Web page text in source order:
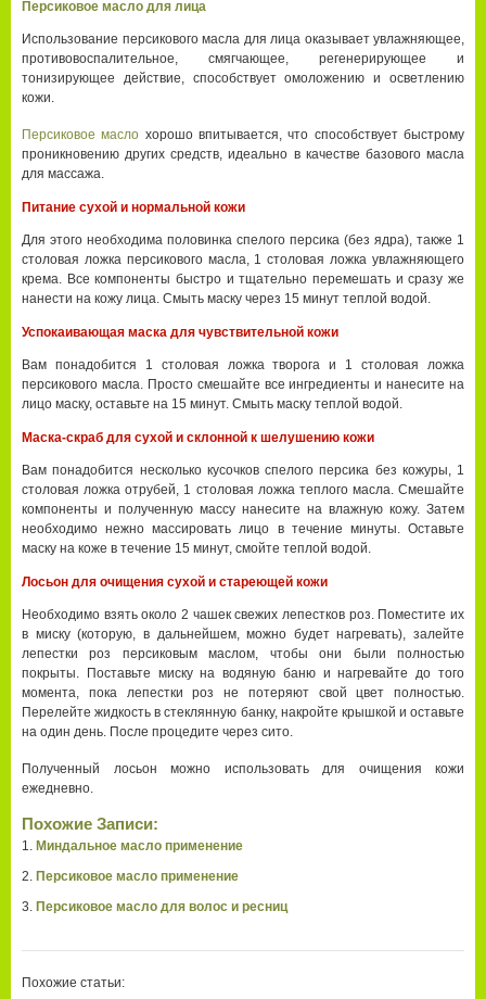
Персиковое масло для лица
Использование персикового масла для лица оказывает увлажняющее,
противовоспалительное, смягчающее, регенерирующее и
тонизирующее действие, способствует омоложению и осветлению
кожи.
Персиковое масло хорошо впитывается, что способствует быстрому
проникновению других средств, идеально в качестве базового масла
для массажа.
Питание сухой и нормальной кожи
Для этого необходима половинка спелого персика (без ядра), также 1
столовая ложка персикового масла, 1 столовая ложка увлажняющего
крема. Все компоненты быстро и тщательно перемешать и сразу же
нанести на кожу лица. Смыть маску через 15 минут теплой водой.
Успокаивающая маска для чувствительной кожи
Вам понадобится 1 столовая ложка творога и 1 столовая ложка
персикового масла. Просто смешайте все ингредиенты и нанесите на
лицо маску, оставьте на 15 минут. Смыть маску теплой водой.
Маска-скраб для сухой и склонной к шелушению кожи
Вам понадобится несколько кусочков спелого персика без кожуры, 1
столовая ложка отрубей, 1 столовая ложка теплого масла. Смешайте
компоненты и полученную массу нанесите на влажную кожу. Затем
необходимо нежно массировать лицо в течение минуты. Оставьте
маску на коже в течение 15 минут, смойте теплой водой.
Лосьон для очищения сухой и стареющей кожи
Необходимо взять около 2 чашек свежих лепестков роз. Поместите их
в миску (которую, в дальнейшем, можно будет нагревать), залейте
лепестки роз персиковым маслом, чтобы они были полностью
покрыты. Поставьте миску на водяную баню и нагревайте до того
момента, пока лепестки роз не потеряют свой цвет полностью.
Перелейте жидкость в стеклянную банку, накройте крышкой и оставьте
на один день. После процедите через сито.
Полученный лосьон можно использовать для очищения кожи
ежедневно.
Похожие Записи:
Миндальное масло применение
Персиковое масло применение
Персиковое масло для волос и ресниц
Похожие статьи: